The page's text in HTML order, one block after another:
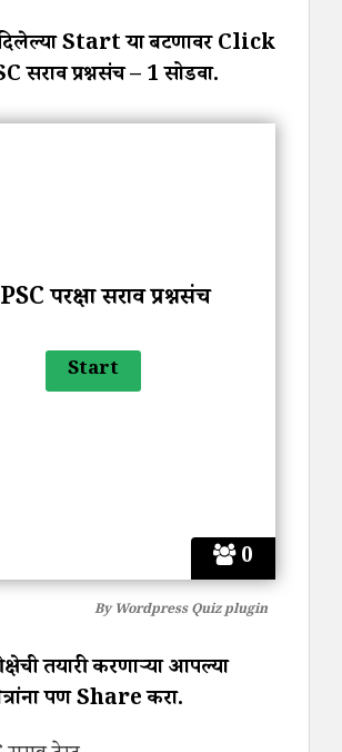
Start या बटणावर Click
सराव प्रश्नसंच – 1 सोडवा.
0
परीक्षा सराव प्रश्नसंच
ByWordpress Quiz plugin
तयारी करणाऱ्या आपल्या
पण Share करा.